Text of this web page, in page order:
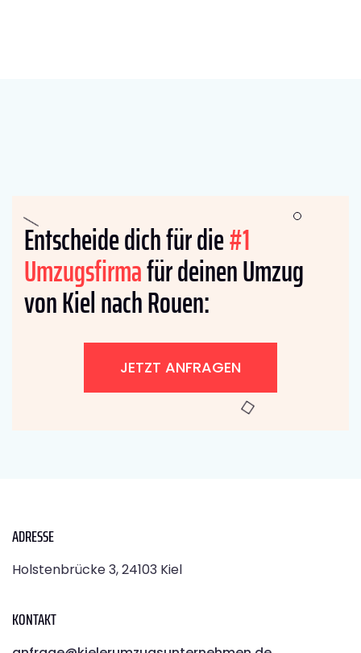
Entscheide dich für die#1
Umzugsfirmafür deinen Umzug
von Kiel nach Rouen:
JETZT ANFRAGEN
ADRESSE
Holstenbrücke 3, 24103 Kiel
KONTAKT